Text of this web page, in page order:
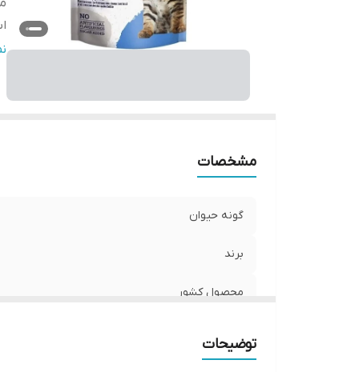
مشخصات
گونه حیوان
برند
محصول کشور
توضیحات